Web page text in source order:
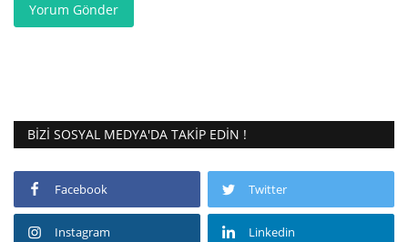
Yorum Gönder
BIZI SOSYAL MEDYA'DA TAKIP EDIN !
Facebook Twitter
Instagram Linkedin